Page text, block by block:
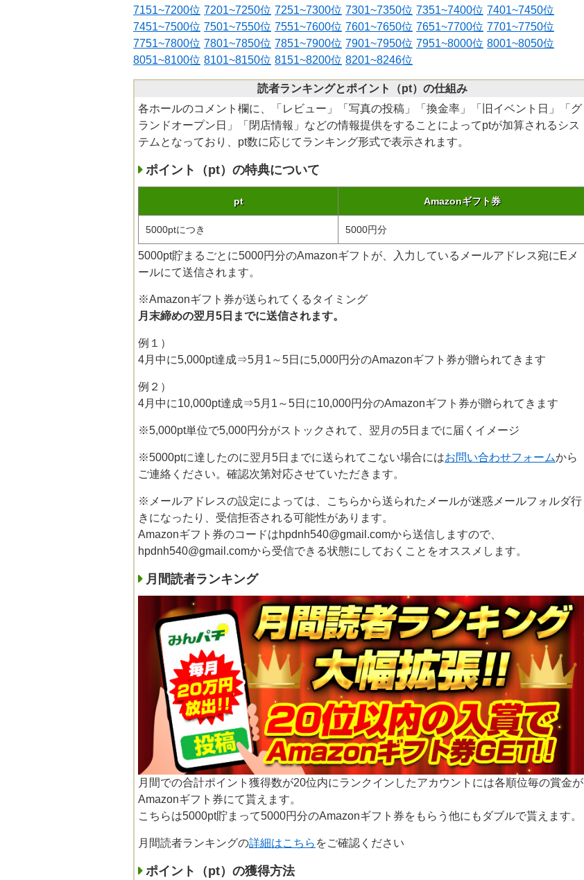
7151~7200位 7201~7250位 7251~7300位 7301~7350位 7351~7400位 7401~7450位
7451~7500位 7501~7550位 7551~7600位 7601~7650位 7651~7700位 7701~7750位
7751~7800位 7801~7850位 7851~7900位 7901~7950位 7951~8000位 8001~8050位
8051~8100位 8101~8150位 8151~8200位 8201~8246位
読者ランキングとポイント（pt）の仕組み
各ホールのコメント欄に、「レビュー」「写真の投稿」「換金率」「旧イベント日」「グ
ランドオープン日」「閉店情報」などの情報提供をすることによってptが加算されるシス
テムとなっており、pt数に応じてランキング形式で表示されます。
ポイント（pt）の特典について
pt Amazonギフト券
5000ptにつき 5000円分
5000pt貯まるごとに5000円分のAmazonギフトが、入力しているメールアドレス宛にEメ
ールにて送信されます。
※Amazonギフト券が送られてくるタイミング
月末締めの翌月5日までに送信されます。
例１）
4月中に5,000pt達成⇒5月1～5日に5,000円分のAmazonギフト券が贈られてきます
例２）
4月中に10,000pt達成⇒5月1～5日に10,000円分のAmazonギフト券が贈られてきます
※5,000pt単位で5,000円分がストックされて、翌月の5日までに届くイメージ
※5000ptに達したのに翌月5日までに送られてこない場合にはお問い合わせフォームから
ご連絡ください。確認次第対応させていただきます。
※メールアドレスの設定によっては、こちらから送られたメールが迷惑メールフォルダ行
きになったり、受信拒否される可能性があります。
Amazonギフト券のコードはhpdnh540@gmail.comから送信しますので、
hpdnh540@gmail.comから受信できる状態にしておくことをオススメします。
月間読者ランキング
月間での合計ポイント獲得数が20位内にランクインしたアカウントには各順位毎の賞金が
Amazonギフト券にて貰えます。
こちらは5000pt貯まって5000円分のAmazonギフト券をもらう他にもダブルで貰えます。
月間読者ランキングの詳細はこちら をご確認ください
ポイント（pt）の獲得方法